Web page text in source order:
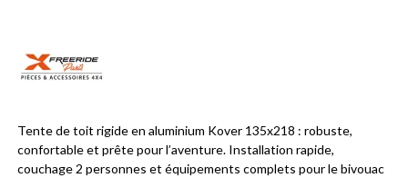
Tente de toit rigide en aluminium Kover 135x218 : robuste,
confortable et prête pour l’aventure. Installation rapide,
couchage 2 personnes et équipements complets pour le bivouac